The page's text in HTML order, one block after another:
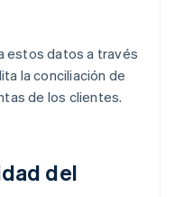
estos datos a través
la conciliación de
de los clientes.
del